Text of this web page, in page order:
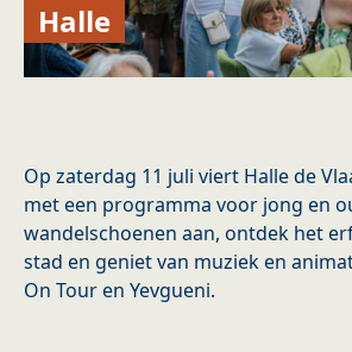
Halle
Op zaterdag 11 juli viert Halle de
met een programma voor jong en
wandelschoenen aan, ontdek het
stad en geniet van muziek en
On Tour en Yevgueni.